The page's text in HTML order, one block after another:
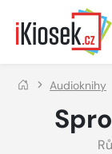
Přejít na hlavní
Audioknihy